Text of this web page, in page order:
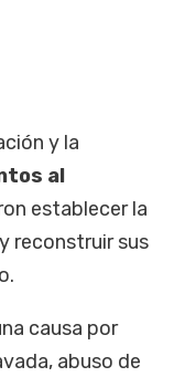
y la
al
establecer la
reconstruir sus
causa por
abuso de